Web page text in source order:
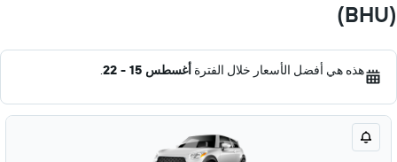
(BHU)
هذه هي أفضل الأسعار خلال الفترة أغسطس 15 - 22 .